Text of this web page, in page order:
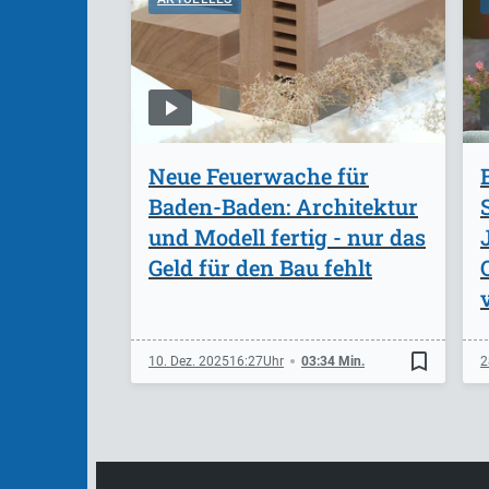
Neue Feuerwache für
Baden-Baden: Architektur
und Modell fertig - nur das
Geld für den Bau fehlt
10. Dez. 202516:27 03:34 Min. bookmark_border